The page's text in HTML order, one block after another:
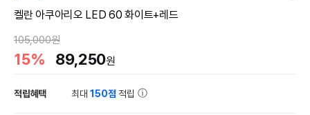
켈란 아쿠아리오 LED 60 화이트+레드
105,000원
15% 89,250원
적립혜택 최대150점 적립